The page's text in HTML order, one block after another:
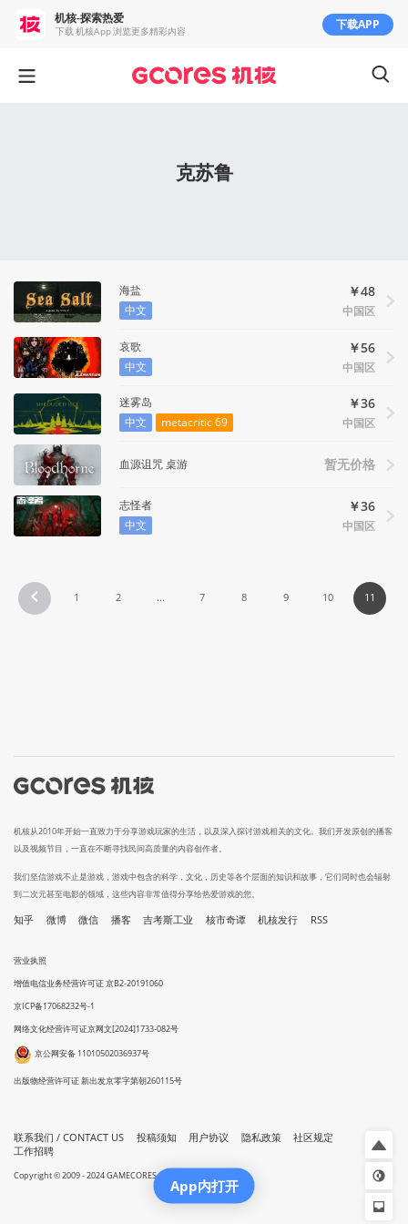
克苏鲁
海盐
中文
￥48
中国区
哀歌
中文
￥56
中国区
迷雾岛
中文
metacritic 69
￥36
中国区
血源诅咒 桌游 暂无价格
志怪者
中文
￥36
中国区
1 2 ... 7 8 9 10 11
机核从2010年开始一直致力于分享游戏玩家的生活，以及深入探讨游戏相关的文化。我们开发原创的播客
以及视频节目，一直在不断寻找民间高质量的内容创作者。
我们坚信游戏不止是游戏，游戏中包含的科学，文化，历史等各个层面的知识和故事，它们同时也会辐射
到二次元甚至电影的领域，这些内容非常值得分享给热爱游戏的您。
知乎 微博 微信 播客 吉考斯工业 核市奇谭 机核发行 RSS
营业执照
增值电信业务经营许可证 京B2-20191060
京ICP备17068232号-1
网络文化经营许可证京网文[2024]1733-082号
京公网安备 11010502036937号
出版物经营许可证 新出发京零字第朝260115号
联系我们 / CONTACT US 投稿须知 用户协议 隐私政策
社区规定
工作招聘
Copyright © 2009 - 2024 GAMECORES. All Rights Reserved
App内打开
机核-探索热爱
下载 机核App 浏览更多精彩内容 下载APP